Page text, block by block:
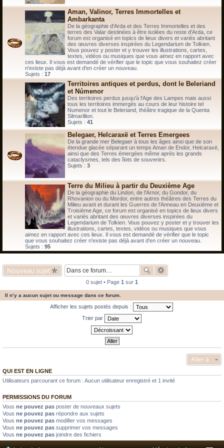
Aman, Valinor, Terres Immortelles et
Ambarkanta
De la géographie d'Arda et des Terres Immortelles et des
terres des Valar destinées à être isolées du reste d'Arda, ce
forum est organisé en topics de lieux divers et variés abritant
des œuvres diverses inspirées du Legendarium de Tolkien.
Vous pouvez y poster et y trouver les illustrations, cartes,
textes, vidéos ou musiques que vous aimez en rapport avec
ces lieux. Il vous est demandé de vérifier que le topic que vous souhaitez créer
n'existe pas déjà avant d'en créer un nouveau.
Sujets : 17
Territoires antiques et perdus, dont le Beleriand
et Númenor
Des territoires perdus jusqu'à l'Age des Lampes mais aussi
tous les territoires immergés au cours de leur histoire tel
Numenor et tout le Beleriand, théâtre tragique de la Quenta
Silmarillion.
Sujets : 41
Belegaer, Helcaraxë et Terres Emergees
De la grande mer Belegaer à tous les âges ainsi que de son
étendue glacée séparant un temps Aman de Endor, Helcaraxë,
ainsi que des Terres émergées même après les grands
cataclysmes, tels des îlots de souvenirs.
Sujets : 3
Terre du Milieu à partir du Deuxième Age
De la géographie du Lindon, de l'Arnor, du Gondor, du
Rhovanion ou du Mordor, entre autres théâtres des Terres du
Milieu avant et durant les Guerres de l'Anneau en Deuxième et
Troisième Age, ce forum est organisé en topics de lieux divers
et variés abritant des œuvres diverses inspirées du
Legendarium de Tolkien. Vous pouvez y poster et y trouver les
illustrations, cartes, textes, vidéos ou musiques que vous
aimez en rapport avec ces lieux. Il vous est demandé de vérifier que le topic
que vous souhaitez créer n'existe pas déjà avant d'en créer un nouveau.
Sujets : 95
Nouveau sujet
0 sujet • Page 1 sur 1
Il n’y a aucun sujet ou message dans ce forum.
Afficher les sujets postés depuis :
Trier par
Aller à
QUI EST EN LIGNE
Utilisateurs parcourant ce forum : Aucun utilisateur enregistré et 1 invité
PERMISSIONS DU FORUM
Vous ne pouvez pas poster de nouveaux sujets
Vous ne pouvez pas répondre aux sujets
Vous ne pouvez pas modifier vos messages
Vous ne pouvez pas supprimer vos messages
Vous ne pouvez pas joindre des fichiers